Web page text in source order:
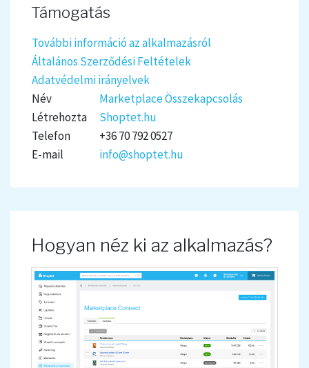
Támogatás
További információ az alkalmazásról
Általános Szerződési Feltételek
Adatvédelmi irányelvek
Név
Marketplace Összekapcsolás
Létrehozta
Shoptet.hu
Telefon
+36 70 792 0527
E-mail
info@shoptet.hu
Hogyan néz ki az alkalmazás?